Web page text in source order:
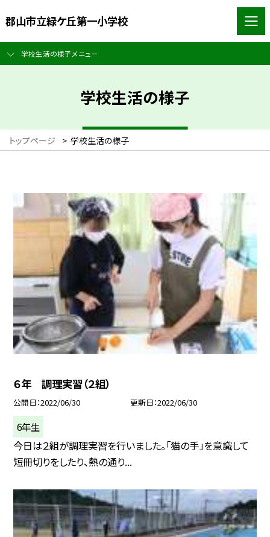
郡山市立緑ケ丘第一小学校
学校生活の様子メニュー
学校生活の様子
トップページ > 学校生活の様子
６年 調理実習（２組）
公開日 2022/06/30 更新日 2022/06/30
6年生
今日は２組が調理実習を行いました。「猫の手」を意識して
短冊切りをしたり、熱の通り...